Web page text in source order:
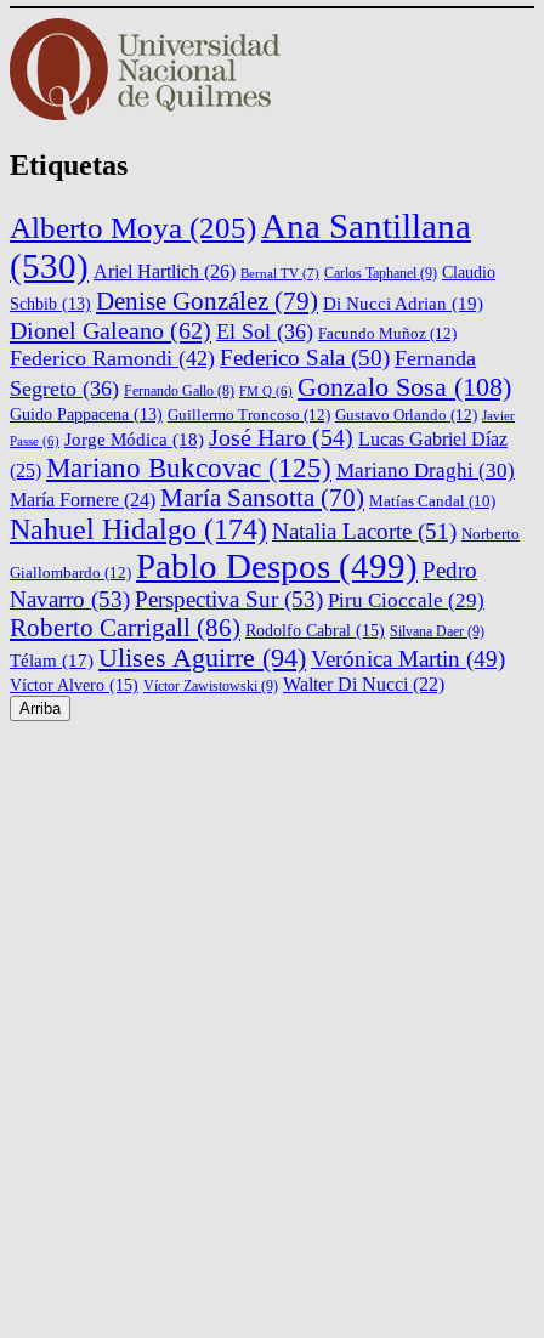
Etiquetas
Alberto Moya (205) Ana Santillana
(530) Ariel Hartlich (26) Bernal TV (7) Carlos Taphanel (9) Claudio
Schbib (13) Denise González (79) Di Nucci Adrian (19)
Dionel Galeano (62) El Sol (36) Facundo Muñoz (12)
Federico Ramondi (42) Federico Sala (50) Fernanda
Segreto (36) Fernando Gallo (8) FM Q (6) Gonzalo Sosa (108)
Guido Pappacena (13) Guillermo Troncoso (12) Gustavo Orlando (12) Javier
Passe (6) Jorge Módica (18) José Haro (54) Lucas Gabriel Díaz
(25) Mariano Bukcovac (125) Mariano Draghi (30)
María Fornere (24) María Sansotta (70) Matías Candal (10)
Nahuel Hidalgo (174) Natalia Lacorte (51) Norberto
Giallombardo (12) Pablo Despos (499) Pedro
Navarro (53)Perspectiva Sur(53) Piru Cioccale (29)
Roberto Carrigall (86) Rodolfo Cabral (15) Silvana Daer (9)
Télam (17) Ulises Aguirre (94)Verónica Martin (49)
Víctor Alvero (15) Víctor Zawistowski (9) Walter Di Nucci (22)
Arriba